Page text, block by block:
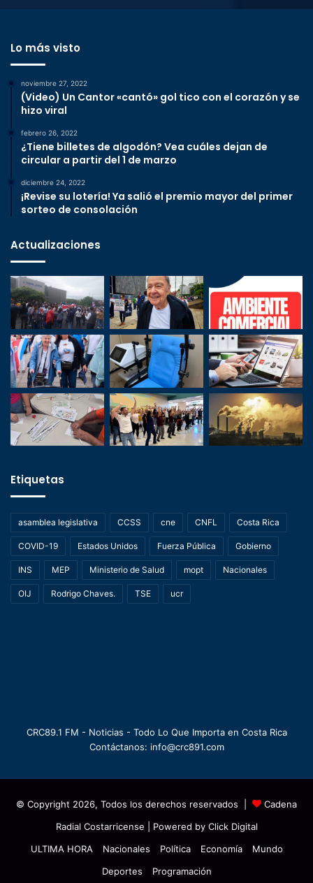
Lo más visto
noviembre 27, 2022
(Video) Un Cantor «cantó» gol tico con el corazón y se
hizo viral
febrero 26, 2022
¿Tiene billetes de algodón? Vea cuáles dejan de
circular a partir del 1 de marzo
diciembre 24, 2022
¡Revise su lotería! Ya salió el premio mayor del primer
sorteo de consolación
Actualizaciones
Etiquetas
asamblea legislativa CCSS cne CNFL Costa Rica
COVID-19 Estados Unidos Fuerza Pública Gobierno
INS MEP Ministerio de Salud mopt Nacionales
OIJ Rodrigo Chaves. TSE ucr
CRC89.1 FM - Noticias - Todo Lo Que Importa en Costa Rica
Contáctanos: info@crc891.com
© Copyright 2026, Todos los derechos reservados |
Cadena
Radial Costarricense | Powered by Click Digital
ULTIMA HORA
Nacionales Política Economía
Mundo
Deportes
Programación